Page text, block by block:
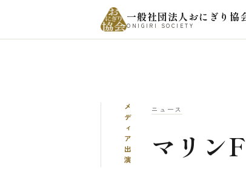
一般社団法人おにぎり協
ONIGIRI SOCIETY
メディア出演 ニュース
マリ